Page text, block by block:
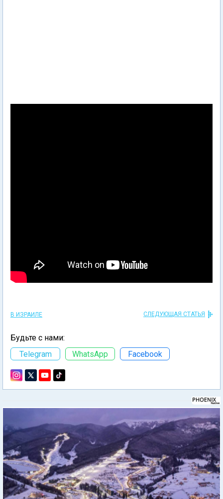
В ИЗРАИЛЕ СЛЕДУЮЩАЯ СТАТЬЯ
Будьте с нами:
Telegram
WhatsApp Facebook